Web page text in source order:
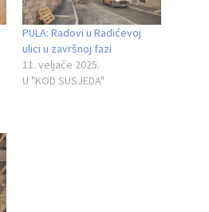
PULA: Radovi u Radićevoj
ulici u završnoj fazi
11. veljače 2025.
U "KOD SUSJEDA"